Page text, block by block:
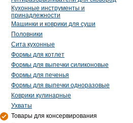
Кухонные инструменты и
принадлежности
Машинки и коврики для суши
Половники
Сита кухонные
Формы для котлет
Формы для выпечки силиконовые
Формы для печенья
Формы для выпечки одноразовые
Коврики кулинарные
Ухваты
Товары для консервирования